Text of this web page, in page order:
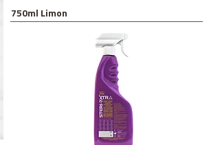
750ml Limon